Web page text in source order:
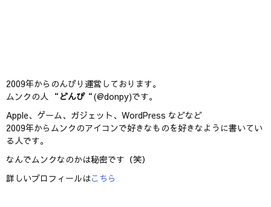
2009年からのんびり運営しております。
ムンクの人 “ どんぴ“(@donpy)です。
Apple、ゲーム、ガジェット、WordPress などなど
2009年からムンクのアイコンで好きなものを好きなように書いてい
る人です。
なんでムンクなのかは秘密です（笑）
詳しいプロフィールはこちら